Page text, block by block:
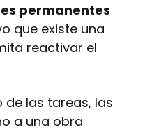
permanentes
que existe una
reactivar el
de las tareas, las
a una obra